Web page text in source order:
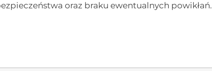
oraz braku ewentualnych powikłań.